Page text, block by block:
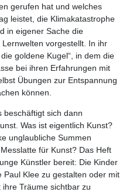
gerufen hat und welches
leistet, die Klimakatastrophe
in eigener Sache die
vorgestellt. In ihr
goldene Kugel“, in dem die
bei ihren Erfahrungen mit
Übungen zur Entspannung
können.
beschäftigt sich dann
Was ist eigentlich Kunst?
unglaubliche Summen
für Kunst? Das Heft
Künstler bereit: Die Kinder
Paul Klee zu gestalten oder mit
Träume sichtbar zu